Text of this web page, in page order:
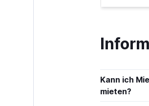
Kann ich
mieten?